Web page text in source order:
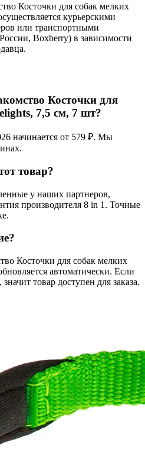
Косточки для собак мелких
курьерскими
или транспортными
Boxberry) в зависимости
Косточки для
7,5 см, 7 шт?
начинается от 579 ₽. Мы
товар?
у наших партнеров,
производителя 8 in 1. Точные
Косточки для собак мелких
автоматически. Если
товар доступен для заказа.